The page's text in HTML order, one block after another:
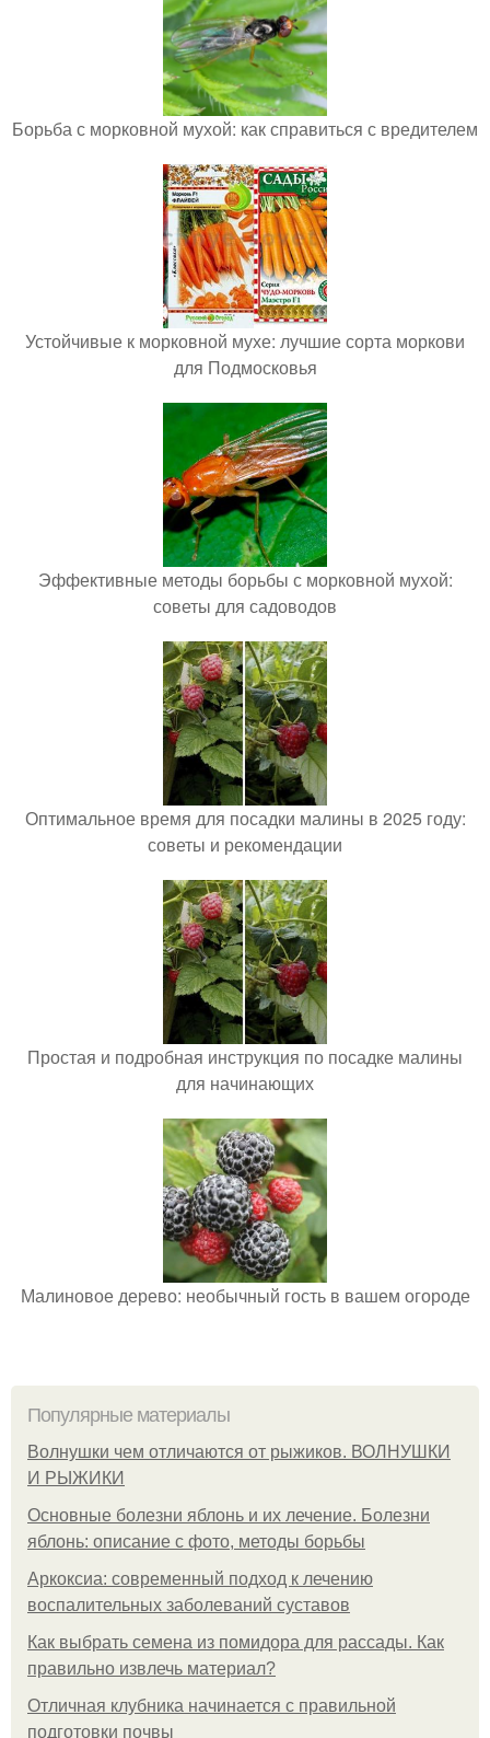
Борьба с морковной мухой: как справиться с вредителем
Устойчивые к морковной мухе: лучшие сорта моркови
для Подмосковья
Эффективные методы борьбы с морковной мухой:
советы для садоводов
Оптимальное время для посадки малины в 2025 году:
советы и рекомендации
Простая и подробная инструкция по посадке малины
для начинающих
Малиновое дерево: необычный гость в вашем огороде
Популярные материалы
Волнушки чем отличаются от рыжиков. ВОЛНУШКИ
И РЫЖИКИ
Основные болезни яблонь и их лечение. Болезни
яблонь: описание с фото, методы борьбы
Аркоксиа: современный подход к лечению
воспалительных заболеваний суставов
Как выбрать семена из помидора для рассады. Как
правильно извлечь материал?
Отличная клубника начинается с правильной
подготовки почвы